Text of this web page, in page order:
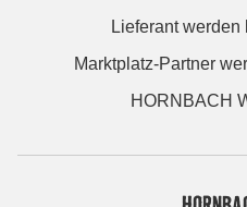
Lieferant
Marktplatz-Partner
HORNBACH